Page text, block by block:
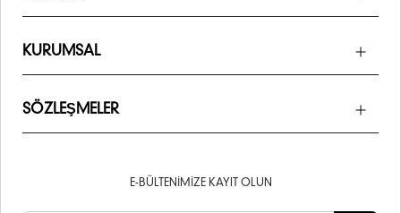
KURUMSAL
SÖZLEŞMELER
E-BÜLTENIMIZE KAYIT OLUN